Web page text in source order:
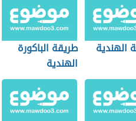
الهندية
طريقة الباكورة
الهندية